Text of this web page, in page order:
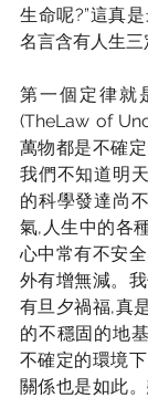
生命呢?”這真
名言含有人生三
第一個定律就
(TheLaw of
萬物都是不確
我們不知道明
的科學發達尚
氣,人生中的各
心中常有不安
外有增無減。
有旦夕禍福,真
的不穩固的地
不確定的環境
關係也是如此